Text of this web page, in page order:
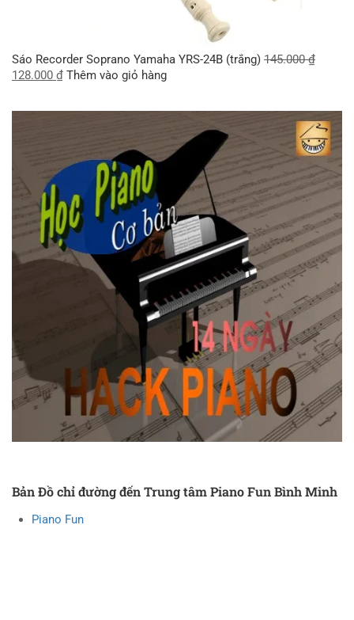
Sáo Recorder Soprano Yamaha YRS-24B (trắng) 145.000₫
128.000 ₫ Thêm vào giỏ hàng
Bản Đồ chỉ đường đến Trung tâm Piano Fun Bình Minh
Piano Fun